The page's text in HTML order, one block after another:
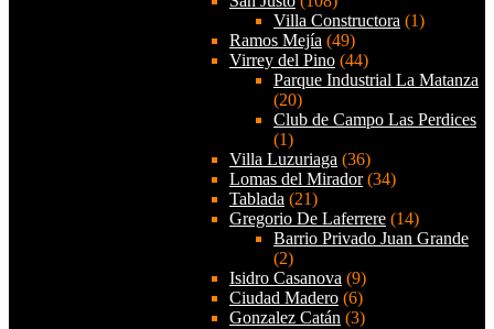
Villa Constructora (1)
Ramos Mejía (49)
Virrey del Pino (44)
Parque Industrial La Matanza
(20)
Club de Campo Las Perdices
(1)
Villa Luzuriaga (36)
Lomas del Mirador(34)
Tablada (21)
Gregorio De Laferrere (14)
Barrio Privado Juan Grande
(2)
Isidro Casanova (9)
Ciudad Madero (6)
Gonzalez Catán (3)